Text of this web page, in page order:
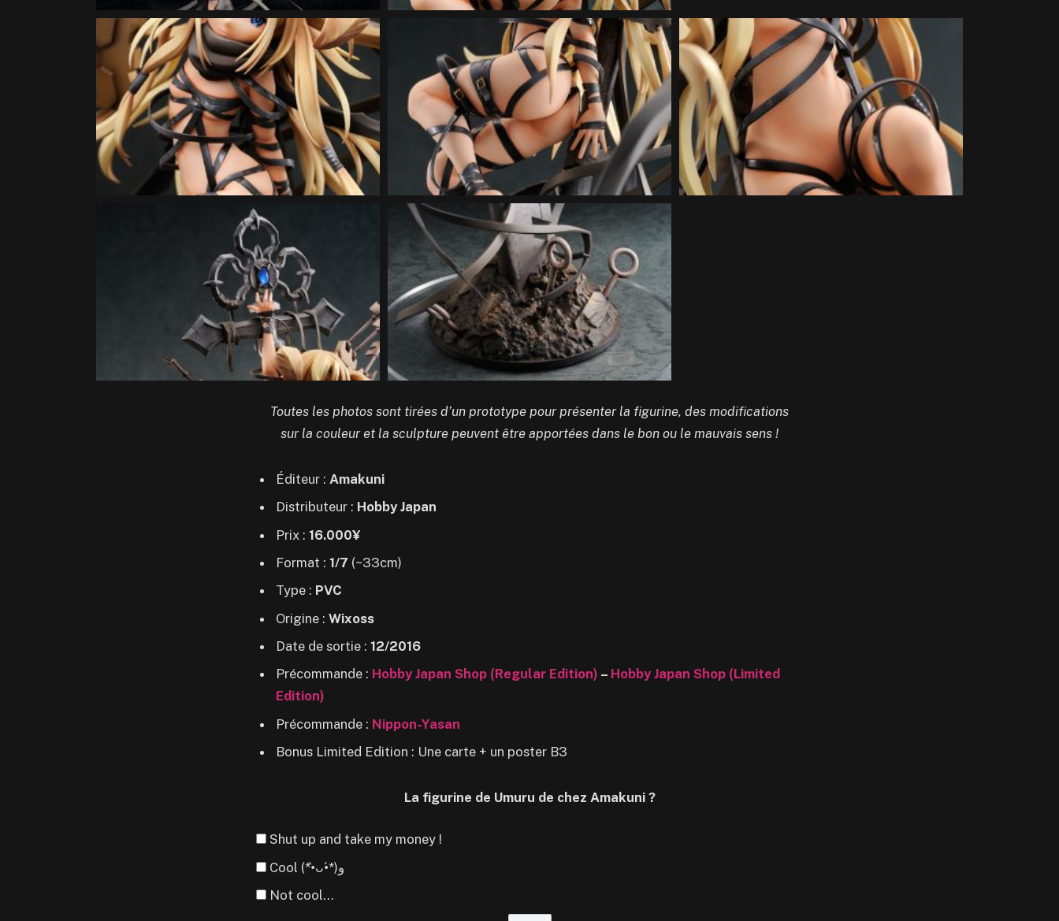
Toutes les photos sont tirées d’un prototype pour présenter la figurine, des modifications
sur la couleur et la sculpture peuvent être apportées dans le bon ou le mauvais sens !
Éditeur : Amakuni
Distributeur : Hobby Japan
Prix : 16.000¥
Format : 1/7 (~33cm)
Type : PVC
Origine : Wixoss
Date de sortie : 12/2016
Précommande : Hobby Japan Shop (Regular Edition) – Hobby Japan Shop (Limited
Edition)
Précommande : Nippon-Yasan
Bonus Limited Edition : Une carte + un poster B3
La figurine de Umuru de chez Amakuni ?
Shut up and take my money !
Cool (*•̀ᴗ•́*)و
Not cool...